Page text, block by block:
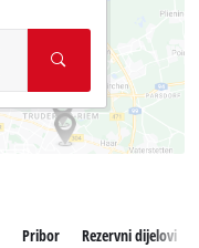
Pribor Rezervni dijelovi